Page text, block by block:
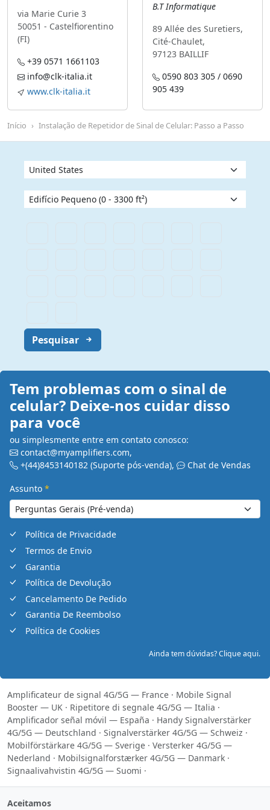
via Marie Curie 3
50051 - Castelfiorentino
(FI)
+39 0571 1661103
info@clk-italia.it
www.clk-italia.it
B.T Informatique
89 Allée des Suretiers,
Cité-Chaulet,
97123 BAILLIF
0590 803 305 / 0690
905 439
Início Instalação de Repetidor de Sinal de Celular: Passo a Passo
Pesquisar
Tem problemas com o sinal de
celular? Deixe-nos cuidar disso
para você
ou simplesmente entre em contato conosco:
contact@myamplifiers.com,
+(44)8453140182 (Suporte pós-venda), Chat de Vendas
Assunto *
Política de Privacidade
Termos de Envio
Garantia
Política de Devolução
Cancelamento De Pedido
Garantia De Reembolso
Política de Cookies
Ainda tem dúvidas? Clique aqui.
Amplificateur de signal 4G/5G — France · Mobile Signal
Booster — UK · Ripetitore di segnale 4G/5G — Italia ·
Amplificador señal móvil — España · Handy Signalverstärker
4G/5G — Deutschland · Signalverstärker 4G/5G — Schweiz ·
Mobilförstärkare 4G/5G — Sverige · Versterker 4G/5G —
Nederland · Mobilsignalforstærker 4G/5G — Danmark ·
Signaalivahvistin 4G/5G — Suomi ·
Aceitamos